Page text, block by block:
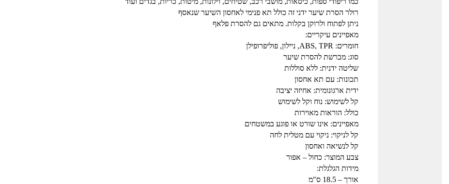
רולר הסרת שיער ידני זה כולל תא פנימי לאחסון השיער שנאסף
ניתן לפתוח ולרוקן בקלות. מתאים גם להסרת פלאף
מאפיינים עיקריים:
חומרים: ABS, TPR, ניילון, פוליפרופילן
סוג: מברשת להסרת שיער
שליטה ידנית: ללא סוללות
תכונות: עם תא אחסון
ידית ארגונומית: אחיזה יציבה
קל לשימוש: נוח וקל לשימוש
כולל: הוראות מאוירות
מאפיינים: אינו שורט או פוגע במשטחים
קל לניקוי: ניקוי עם מטלית לחה
קל לנשיאה ואחסון
צבע המוצר: כחול – אפור
מידות הגלגלת:
אורך – 18.5 ס"מ